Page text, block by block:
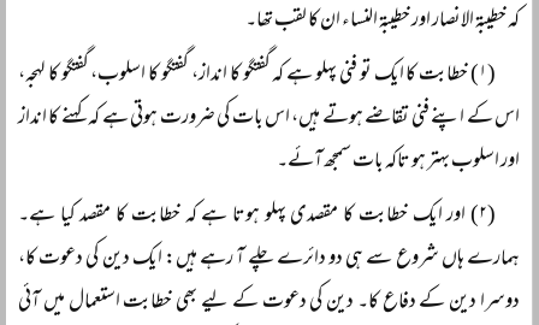
کہ خطیبۃ الانصار اور خطیبۃ النساء ان کا لقب تھا۔
(۱) خطابت کا ایک تو فنی پہلو ہے کہ گفتگو کا انداز، گفتگو کا اسلوب، گفتگو کا لہجہ،
اس کے اپنے فنی تقاضے ہوتے ہیں، اس بات کی ضرورت ہوتی ہے کہ کہنے کا انداز
اور اسلوب بہتر ہو تاکہ بات سمجھ آئے۔
(۲) اور ایک خطابت کا مقصدی پہلو ہوتا ہے کہ خطابت کا مقصد کیا ہے۔
ہمارے ہاں شروع سے ہی دو دائرے چلے آ رہے ہیں: ایک دین کی دعوت کا،
دوسرا دین کے دفاع کا۔ دین کی دعوت کے لیے بھی خطابت استعمال میں آئی